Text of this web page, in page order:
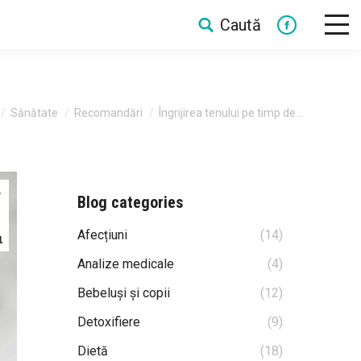
Search:
Caută Facebook
here:
Sănătate Recomandări Îngrijirea tenului pe timp de…
Blog categories
Afecțiuni
(14)
Analize medicale
(4)
Bebeluși și copii
(12)
Detoxifiere
(9)
Dietă
(18)